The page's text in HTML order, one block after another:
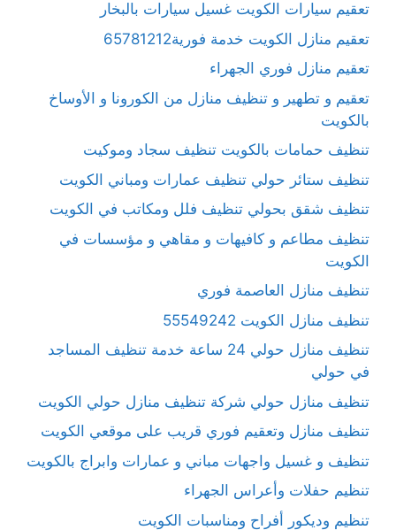
تعقيم سيارات الكويت غسيل سيارات بالبخار
تعقيم منازل الكويت خدمة فورية65781212
تعقيم منازل فوري الجهراء
تعقيم و تطهير و تنظيف منازل من الكورونا و الأوساخ
بالكويت
تنظيف حمامات بالكويت تنظيف سجاد وموكيت
تنظيف ستائر حولي تنظيف عمارات ومباني الكويت
تنظيف شقق بحولي تنظيف فلل ومكاتب في الكويت
تنظيف مطاعم و كافيهات و مقاهي و مؤسسات في
الكويت
تنظيف منازل العاصمة فوري
تنظيف منازل الكويت 55549242
تنظيف منازل حولي 24 ساعة خدمة تنظيف المساجد
في حولي
تنظيف منازل حولي شركة تنظيف منازل حولي الكويت
تنظيف منازل وتعقيم فوري قريب على موقعي الكويت
تنظيف و غسيل واجهات مباني و عمارات وابراج بالكويت
تنظيم حفلات وأعراس الجهراء
تنظيم وديكور أفراح ومناسبات الكويت